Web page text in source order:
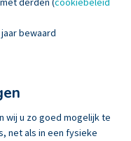
bewaard
wij u zo goed mogelijk te
net als in een fysieke